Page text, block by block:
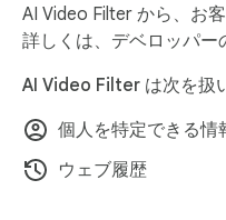
AI Video Filterは、
AI Video Filter から、お
詳しくは、デベロッパー
AI Video Filter は次を扱
個人を特定できる情
ウェブ履歴